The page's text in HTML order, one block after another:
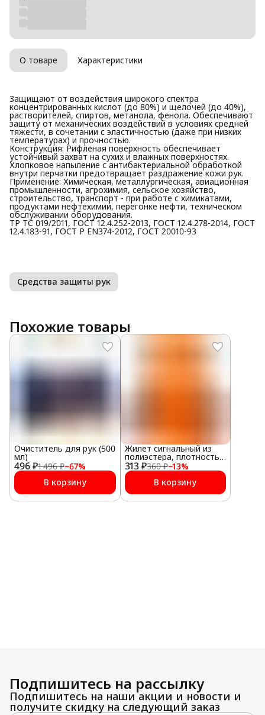
О товаре Характеристики
Защищают от воздействия широкого спектра
концентрированных кислот (до 80%) и щелочей (до 40%),
растворителей, спиртов, метанола, фенола. Обеспечивают
защиту от механических воздействий в условиях средней
тяжести, в сочетании с эластичностью (даже при низких
температурах) и прочностью.
Конструкция: Рифленая поверхность обеспечивает
устойчивый захват на сухих и влажных поверхностях.
Хлопковое напыление с антибактериальной обработкой
внутри перчатки предотвращает раздражение кожи рук.
Применение: Химическая, металлургическая, авиационная
промышленности, агрохимия, сельское хозяйство,
строительство, транспорт - при работе с химикатами,
продуктами нефтехимии, перегонке нефти, техническом
обслуживании оборудования.
ТР ТС 019/2011, ГОСТ 12.4.252-2013, ГОСТ 12.4.278-2014, ГОСТ
12.4.183-91, ГОСТ Р EN374-2012, ГОСТ 20010-93
Средства защиты рук
Похожие товары
496 ₽1 496 ₽−67%
Очиститель для рук (500
мл)
В корзину
313 ₽360 ₽−13%
Жилет сигнальный из
полиэстера, плотность
100 г/м2, оранжевый
В корзину
Подпишитесь на рассылку
Подпишитесь на наши акции и новости и
получите скидку на следующий заказ